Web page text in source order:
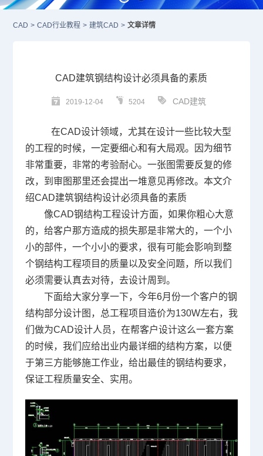
CAD > CAD行业教程 > 建筑CAD > 文章详情
CAD建筑钢结构设计必须具备的素质
2019-12-04 5204 CAD建筑
在CAD设计领域，尤其在设计一些比较大型
的工程的时候，一定要细心和有大局观。因为细节
非常重要，非常的考验耐心。一张图需要反复的修
改，到审图那里还会提出一堆意见再修改。本文介
绍CAD建筑钢结构设计必须具备的素质
像CAD钢结构工程设计方面，如果你粗心大意
的，给客户那方造成的损失那是非常大的，一个小
小的部件，一个小小的要求，很有可能会影响到整
个钢结构工程项目的质量以及安全问题，所以我们
必须需要认真去对待，去设计周到。
下面给大家分享一下，今年6月份一个客户的钢
结构部分设计图，总工程项目造价为130W左右，我
们做为CAD设计人员，在帮客户设计这么一套方案
的时候，我们应给出业内最详细的结构方案，以便
于第三方能够施工作业，给出最佳的钢结构要求，
保证工程质量安全、实用。